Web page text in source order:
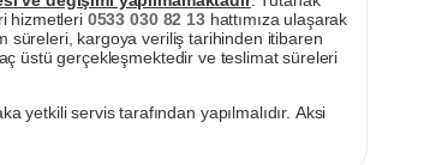
hizmetleri 0533 030 82 13hattımıza ulaşarak
süreleri, kargoya veriliş tarihinden itibaren
üstü gerçekleşmektedir ve teslimat süreleri
yetkili servis tarafından yapılmalıdır. Aksi